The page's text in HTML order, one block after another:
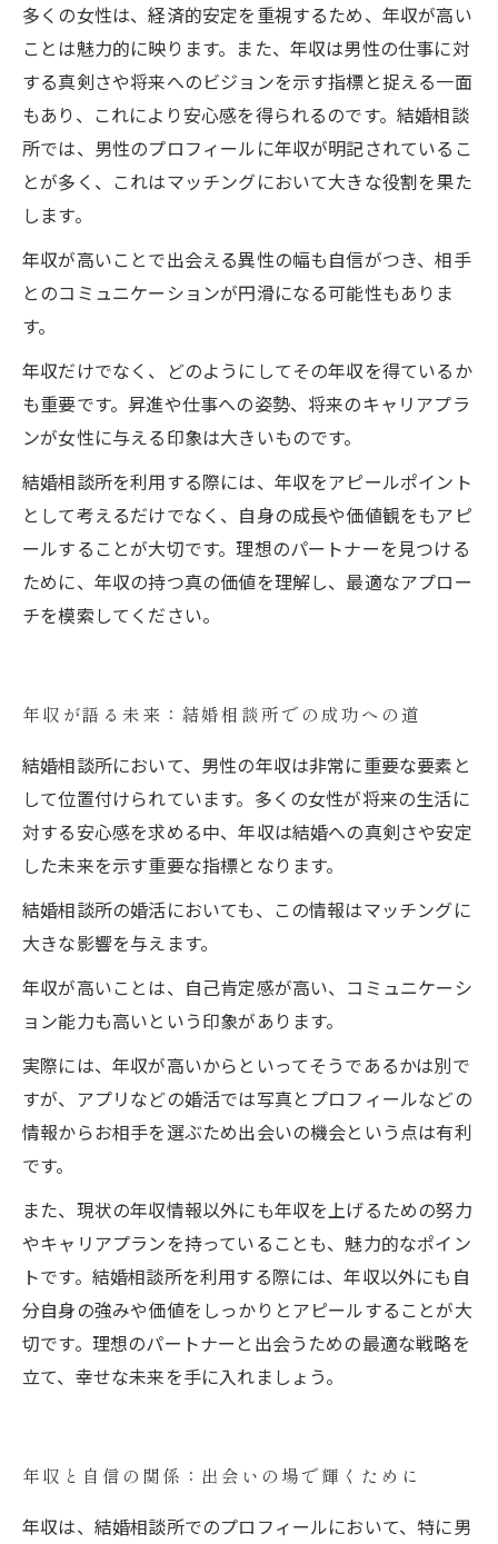
多くの女性は、経済的安定を重視するため、年収が高い
ことは魅力的に映ります。また、年収は男性の仕事に対
する真剣さや将来へのビジョンを示す指標と捉える一面
もあり、これにより安心感を得られるのです。結婚相談
所では、男性のプロフィールに年収が明記されているこ
とが多く、これはマッチングにおいて大きな役割を果た
します。
年収が高いことで出会える異性の幅も自信がつき、相手
とのコミュニケーションが円滑になる可能性もありま
す。
年収だけでなく、どのようにしてその年収を得ているか
も重要です。昇進や仕事への姿勢、将来のキャリアプラ
ンが女性に与える印象は大きいものです。
結婚相談所を利用する際には、年収をアピールポイント
として考えるだけでなく、自身の成長や価値観をもアピ
ールすることが大切です。理想のパートナーを見つける
ために、年収の持つ真の価値を理解し、最適なアプロー
チを模索してください。
年収が語る未来：結婚相談所での成功への道
結婚相談所において、男性の年収は非常に重要な要素と
して位置付けられています。多くの女性が将来の生活に
対する安心感を求める中、年収は結婚への真剣さや安定
した未来を示す重要な指標となります。
結婚相談所の婚活においても、この情報はマッチングに
大きな影響を与えます。
年収が高いことは、自己肯定感が高い、コミュニケーシ
ョン能力も高いという印象があります。
実際には、年収が高いからといってそうであるかは別で
すが、アプリなどの婚活では写真とプロフィールなどの
情報からお相手を選ぶため出会いの機会という点は有利
です。
また、現状の年収情報以外にも年収を上げるための努力
やキャリアプランを持っていることも、魅力的なポイン
トです。結婚相談所を利用する際には、年収以外にも自
分自身の強みや価値をしっかりとアピールすることが大
切です。理想のパートナーと出会うための最適な戦略を
立て、幸せな未来を手に入れましょう。
年収と自信の関係：出会いの場で輝くために
年収は、結婚相談所でのプロフィールにおいて、特に男